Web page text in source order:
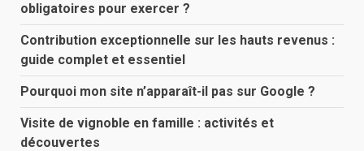
obligatoires pour exercer ?
Contribution exceptionnelle sur les hauts revenus :
guide complet et essentiel
Pourquoi mon site n’apparaît-il pas sur Google ?
Visite de vignoble en famille : activités et
découvertes